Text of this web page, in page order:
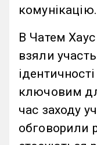
комунікацію.
В Чатем
взяли
ключовим
час заходу
обговорили